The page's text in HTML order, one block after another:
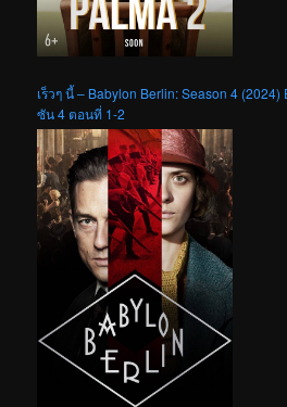
เร็วๆ นี้ – Babylon Berlin: Season 4
ซัน 4 ตอนที่ 1-2